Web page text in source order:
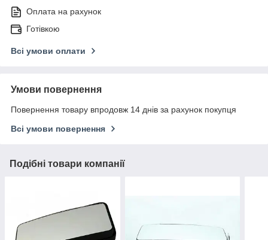
Оплата на рахунок
Готівкою
Всі умови оплати
Умови повернення
Повернення товару впродовж 14 днів за рахунок покупця
Всі умови повернення
Подібні товари компанії